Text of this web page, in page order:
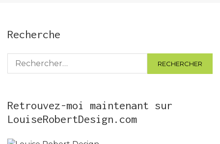
Recherche
Rechercher :
Retrouvez-moi maintenant sur
LouiseRobertDesign.com